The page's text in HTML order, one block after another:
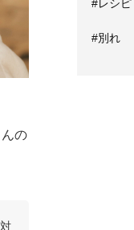
の
#レシピ
#別れ